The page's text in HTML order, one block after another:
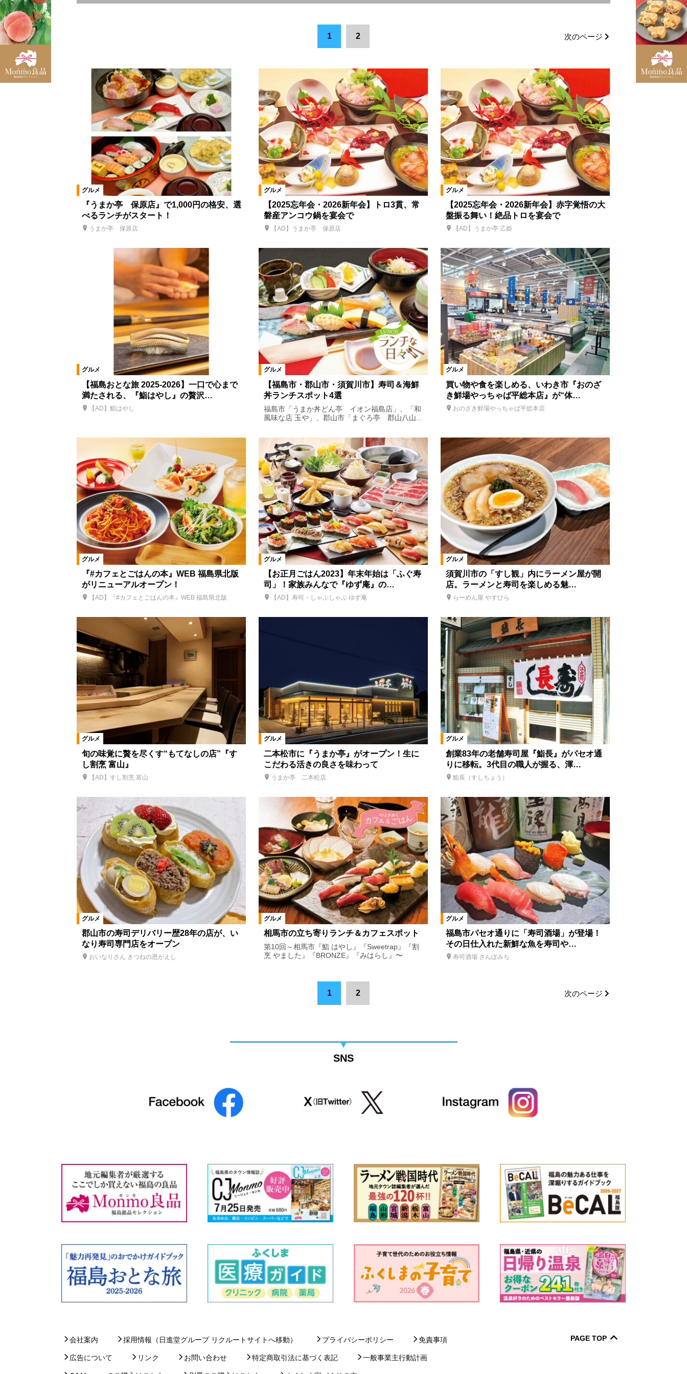
北塩原村 喜多方市 田村市 県南エリア 西郷村 会津美里町 玉川村 大玉村
鏡石町 石川町 浅川町 川俣町 飯舘村 新地町 国見町 桑折町 福島県全域 西会津町 磐梯町
小野町 天栄村 泉崎村 平田村 塙町 三島町 金山町 下郷町 南会津町 浪江町 昭和村 只見町
川内村 棚倉町 広野町 矢祭町 葛尾村 矢吹町 山形県 宮城県 鮫川村 仙台市 米沢市 高畠町
福島市郊外 福島市市街地
カテゴリ
洋食 中国料理・台湾料理 カレー 餃子 アジア料理 郷土料理 寿司 魚料理
しゃぶしゃぶ とんかつ そば・うどん パン・ベーカリーレストラン その他 イタリアン ピザ
テイクアウト・弁当・惣菜 定食 洋菓子 和菓子 和洋菓子 ジェラート・ソフトクリーム 肉
ご当地グルメ バー ランチ 居酒屋 お子様ランチ 地酒 ワイン 焼酎 串焼き・焼き鳥 特産品 和食
創作料理 スイーツ うなぎ 2020年夏の宴会情報
絞り込む
1 2 次のページ
グルメ
『うまか亭 保原店』で1,000円の格安、選
べるランチがスタート！
うまか亭 保原店
グルメ
【2025忘年会・2026新年会】トロ3貫、常
磐産アンコウ鍋を宴会で
【AD】うまか亭 保原店
グルメ
【2025忘年会・2026新年会】赤字覚悟の大
盤振る舞い！絶品トロを宴会で
【AD】うまか亭 乙姫
グルメ
【福島おとな旅 2025-2026】一口で心まで
満たされる、『鮨はやし』の贅沢…
【AD】鮨はやし
グルメ
【福島市・郡山市・須賀川市】寿司＆海鮮
丼ランチスポット4選
福島市「うまか丼どん亭 イオン福島店」、「和
風味な店 玉や」、郡山市「まぐろ亭 郡山八山...
グルメ
買い物や食を楽しめる、いわき市『おのざ
き鮮場やっちゃば平総本店』が“体…
おのざき鮮場やっちゃば平総本店
グルメ
『#カフェとごはんの本』WEB 福島県北版
がリニューアルオープン！
【AD】『#カフェとごはんの本』WEB 福島県北版
グルメ
【お正月ごはん2023】年末年始は「ふぐ寿
司」！家族みんなで『ゆず庵』の…
【AD】寿司・しゃぶしゃぶ ゆず庵
グルメ
須賀川市の「すし観」内にラーメン屋が開
店。ラーメンと寿司を楽しめる魅…
らーめん屋 やすひら
グルメ
旬の味覚に贅を尽くす“もてなしの店”『す
し割烹 富山』
【AD】すし割烹 富山
グルメ
二本松市に『うまか亭』がオープン！生に
こだわる活きの良さを味わって
うまか亭 二本松店
グルメ
創業83年の老舗寿司屋『鮨長』がパセオ通
りに移転。3代目の職人が握る、渾…
鮨長（すしちょう）
グルメ
郡山市の寿司デリバリー歴28年の店が、い
なり寿司専門店をオープン
おいなりさん きつねの恩がえし
グルメ
相馬市の立ち寄りランチ＆カフェスポット
第10回～相馬市『鮨 はやし』『Sweetrap』『割
烹 やました』『BRONZE』『みはらし』〜
グルメ
福島市パセオ通りに「寿司酒場」が登場！
その日仕入れた新鮮な魚を寿司や…
寿司酒場 さんぽみち
1 2 次のページ
SNS
PAGE TOP
会社案内 採用情報（日進堂グループ リクルートサイトへ移動） プライバシーポリシー 免責事項
広告について リンク お問い合わせ 特定商取引法に基づく表記 一般事業主行動計画